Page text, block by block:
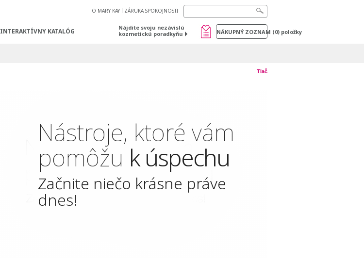
INTERAKTÍVNY KATALÓG
O MARY KAY ZÁRUKA SPOKOJNOSTI
Nájdite svoju nezávislú
kozmetickú poradkyňu
NÁKUPNÝ ZOZNAM (0) položky
Tlač
Nástroje, ktoré vám
pomôžu k úspechu
Začnite niečo krásne práve
dnes!